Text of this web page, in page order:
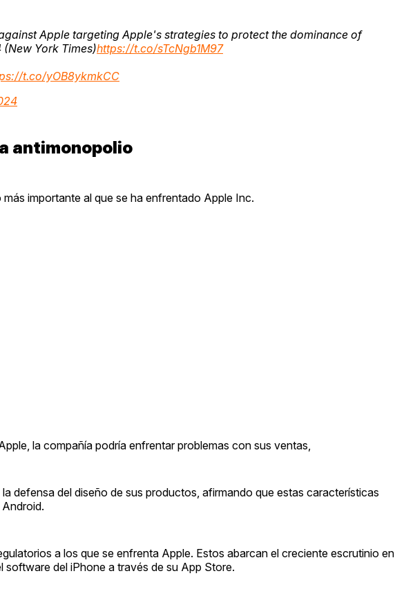
Apple targeting Apple's strategies to protect the dominance of
York Times)https://t.co/sTcNgb1M97
t.co/yOB8ykmkCC
antimonopolio
importante al que se ha enfrentado Apple Inc.
la compañía podría enfrentar problemas con sus ventas,
defensa del diseño de sus productos, afirmando que estas características
a los que se enfrenta Apple. Estos abarcan el creciente escrutinio en
software del iPhone a través de su App Store.